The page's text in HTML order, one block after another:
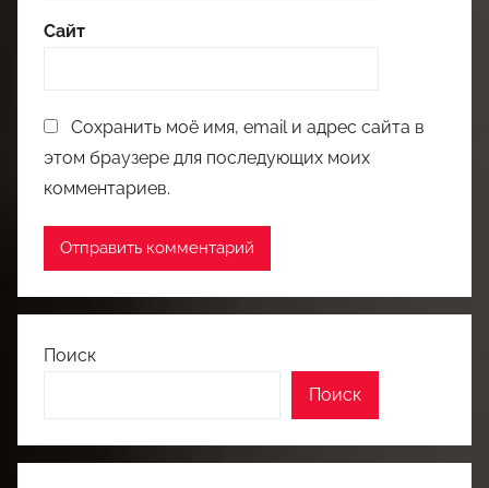
Сайт
Сохранить моё имя, email и адрес сайта в
этом браузере для последующих моих
комментариев.
Поиск
Поиск